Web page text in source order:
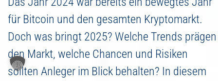
für Bitcoin und den gesamten Kryptomarkt.
Doch was bringt 2025? Welche Trends prägen
den Markt, welche Chancen und Risiken
sollten Anleger im Blick behalten? In diesem